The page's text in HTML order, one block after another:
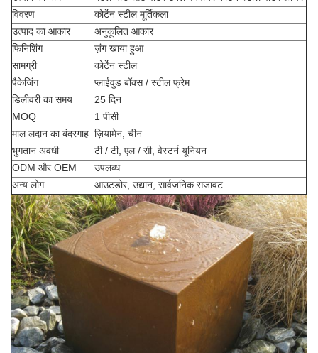
विवरण
कोर्टेन स्टील मूर्तिकला
उत्पाद का आकार
अनुकूलित आकार
फिनिशिंग
ज़ंग खाया हुआ
सामग्री
कोर्टेन स्टील
पैकेजिंग
प्लाईवुड बॉक्स / स्टील फ्रेम
डिलीवरी का समय
25 दिन
MOQ
1 पीसी
माल लदान का बंदरगाह ज़ियामेन, चीन
भुगतान अवधी
टी / टी, एल / सी, वेस्टर्न यूनियन
ODM और OEM
उपलब्ध
अन्य लोग
आउटडोर, उद्यान, सार्वजनिक सजावट